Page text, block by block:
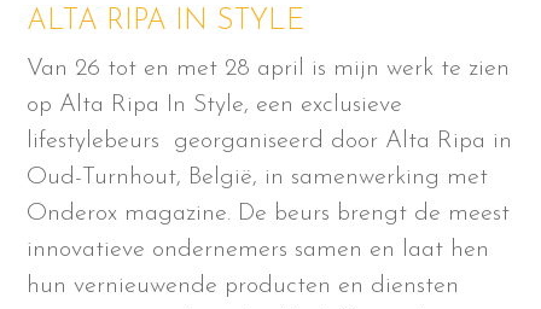
ALTA RIPA IN STYLE
Van 26 tot en met 28 april is mijn werk te zien
op Alta Ripa In Style, een exclusieve
lifestylebeurs georganiseerd door Alta Ripa in
Oud-Turnhout, België, in samenwerking met
Onderox magazine. De beurs brengt de meest
innovatieve ondernemers samen en laat hen
hun vernieuwende producten en diensten